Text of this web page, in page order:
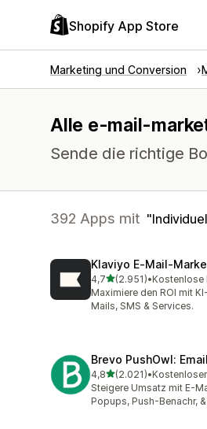
Shopify App Store
Marketing und Conversion
Alle e-mail-
Sende die richtige
392 Apps mit
Klaviyo
4,7von 5 Sternen
(2.951)
2951 Rezensionen
•Kostenlose
Maximiere den ROI mit
Mails, SMS & Services.
Brevo PushOwl:
4,8von 5 Sternen
(2.021)
2021 Rezensionen
•
Steigere Umsatz mit E-
Popups, Push-Benachr, &